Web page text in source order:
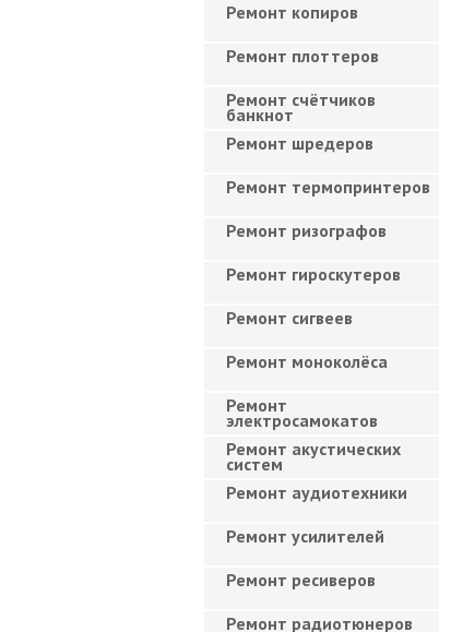
Ремонт копиров
Ремонт плоттеров
Ремонт счётчиков
банкнот
Ремонт шредеров
Ремонт термопринтеров
Ремонт ризографов
Ремонт гироскутеров
Ремонт сигвеев
Ремонт моноколёса
Ремонт
электросамокатов
Ремонт акустических
систем
Ремонт аудиотехники
Ремонт усилителей
Ремонт ресиверов
Ремонт радиотюнеров